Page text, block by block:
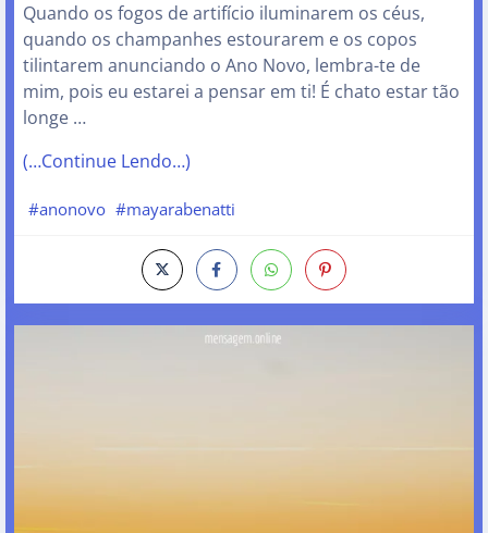
Quando os fogos de artifício iluminarem os céus,
quando os champanhes estourarem e os copos
tilintarem anunciando o Ano Novo, lembra-te de
mim, pois eu estarei a pensar em ti! É chato estar tão
longe …
(…Continue Lendo…)
#anonovo #mayarabenatti